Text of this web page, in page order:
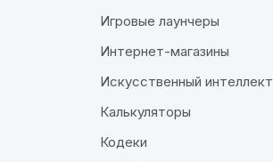
Игровые лаунчеры
Интернет-магазины
Искусственный интеллект
Калькуляторы
Кодеки